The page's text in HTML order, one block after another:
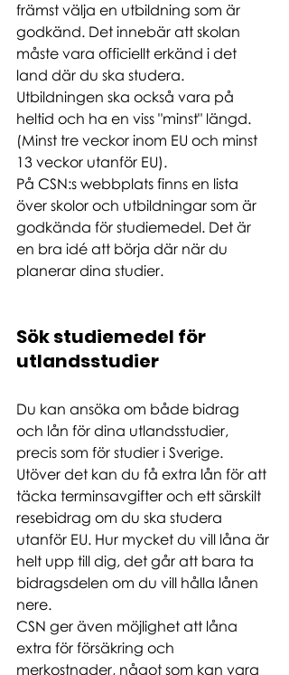
främst välja en utbildning som är
godkänd. Det innebär att skolan
måste vara officiellt erkänd i det
land där du ska studera.
Utbildningen ska också vara på
heltid och ha en viss "minst" längd.
(Minst tre veckor inom EU och minst
13 veckor utanför EU).
På CSN:s webbplats finns en lista
över skolor och utbildningar som är
godkända för studiemedel. Det är
en bra idé att börja där när du
planerar dina studier.
Sök studiemedel för
utlandsstudier
Du kan ansöka om både bidrag
och lån för dina utlandsstudier,
precis som för studier i Sverige.
Utöver det kan du få extra lån för att
täcka terminsavgifter och ett särskilt
resebidrag om du ska studera
utanför EU. Hur mycket du vill låna är
helt upp till dig, det går att bara ta
bidragsdelen om du vill hålla lånen
nere.
CSN ger även möjlighet att låna
extra för försäkring och
merkostnader, något som kan vara